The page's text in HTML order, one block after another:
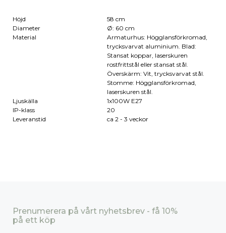
Höjd
58 cm
Diameter
Ø: 60 cm
Material
Armaturhus: Högglansförkromad,
trycksvarvat aluminium. Blad:
Stansat koppar, laserskuren
rostfrittstål eller stansat stål.
Överskärm: Vit, trycksvarvat stål.
Stomme: Högglansförkromad,
laserskuren stål.
Ljuskälla
1x100W E27
IP-klass
20
Leveranstid
ca 2 - 3 veckor
Prenumerera på vårt nyhetsbrev - få 10%
på ett köp